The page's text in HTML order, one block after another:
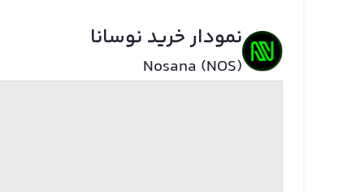
نمودار خرید نوسانا
Nosana (NOS)